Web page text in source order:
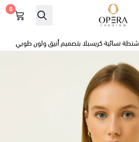
أوبرا فاشن
0
شنطة نسائية كريسبلا بتصميم أنيق ولون طوبي